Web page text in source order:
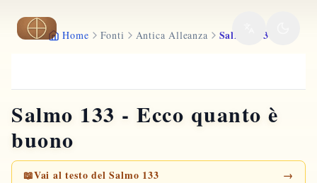
Vai al contenuto principale
Home Fonti Antica Alleanza Salmo 133
Salmo 133 - Ecco quanto è
buono
📖Vai al testo del Salmo 133 →